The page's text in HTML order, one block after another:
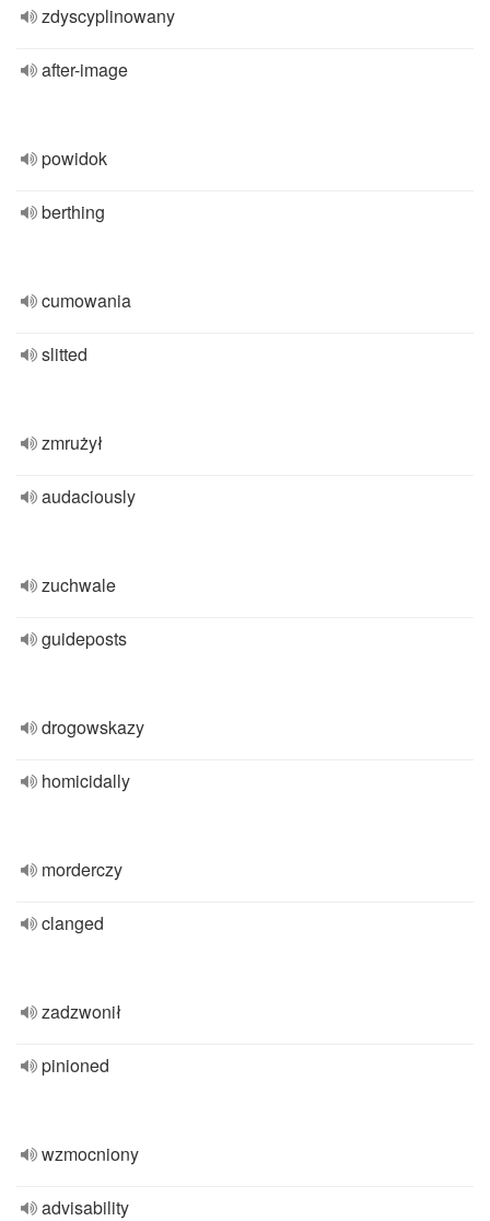
zdyscyplinowany
after-image
powidok
berthing
cumowania
slitted
zmrużył
audaciously
zuchwale
guideposts
drogowskazy
homicidally
morderczy
clanged
zadzwonił
pinioned
wzmocniony
advisability